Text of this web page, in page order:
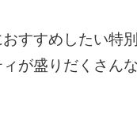
すすめしたい特
が盛りだくさんな